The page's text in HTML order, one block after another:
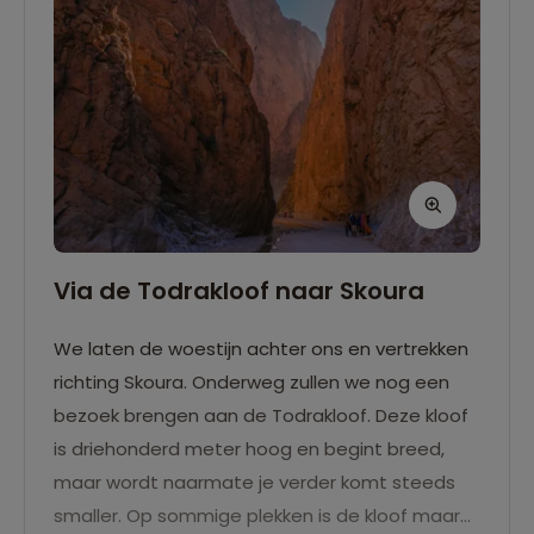
Via de Todrakloof naar Skoura
We laten de woestijn achter ons en vertrekken
richting Skoura. Onderweg zullen we nog een
bezoek brengen aan de Todrakloof. Deze kloof
is driehonderd meter hoog en begint breed,
maar wordt naarmate je verder komt steeds
smaller. Op sommige plekken is de kloof maar